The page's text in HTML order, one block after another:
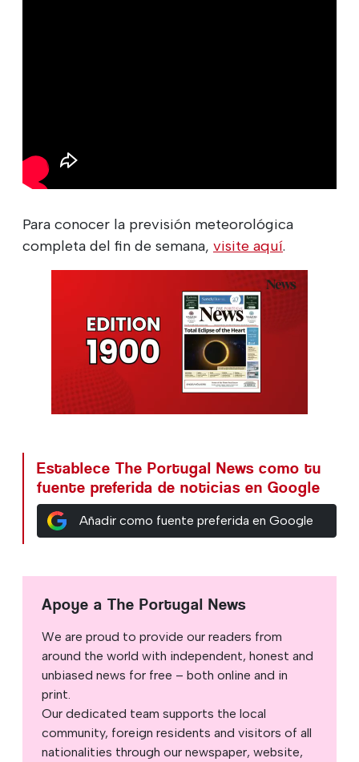
Para conocer la previsión meteorológica
completa del fin de semana, visite aquí.
Establece The Portugal News como tu
fuente preferida de noticias en Google
Añadir como fuente preferida en Google
Apoye a The Portugal News
We are proud to provide our readers from
around the world with independent, honest and
unbiased news for free – both online and in
print.
Our dedicated team supports the local
community, foreign residents and visitors of all
nationalities through our newspaper, website,